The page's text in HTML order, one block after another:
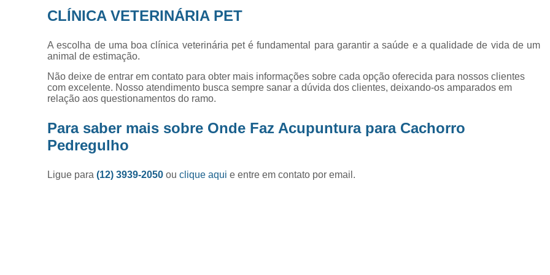
Exame de Ultrassom
Exame de Ultrassom
Exame de Ultrassom de Gato
Exames Laboratoriais em Animais
Exames Laboratoriais para
CLÍNICA VETERINÁRIA PET
A escolha de uma boa clínica veterinária pet é fundamental para garantir a saúde e a qualidade de vida de um
animal de estimação.
Não deixe de entrar em contato para obter mais informações sobre cada opção oferecida para nossos clientes
com excelente. Nosso atendimento busca sempre sanar a dúvida dos clientes, deixando-os amparados em
relação aos questionamentos do ramo.
Para saber mais sobre Onde Faz Acupuntura para Cachorro
Pedregulho
Ligue para(12) 3939-2050ouclique aqui e entre em contato por email.